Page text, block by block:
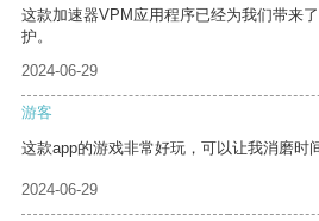
这款加速器VPM应用程序已经为我们带来
护。
2024-06-29
游客
这款app的游戏非常好玩，可以让我消磨时
2024-06-29